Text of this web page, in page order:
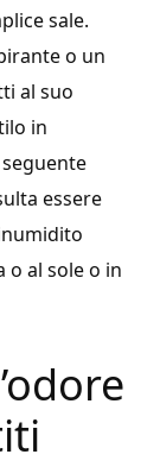
sale.
o un
al suo
in
essere
o al sole o in